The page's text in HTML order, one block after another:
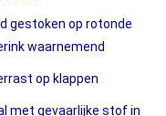
gestoken op rotonde
waarnemend
op klappen
met gevaarlijke stof in